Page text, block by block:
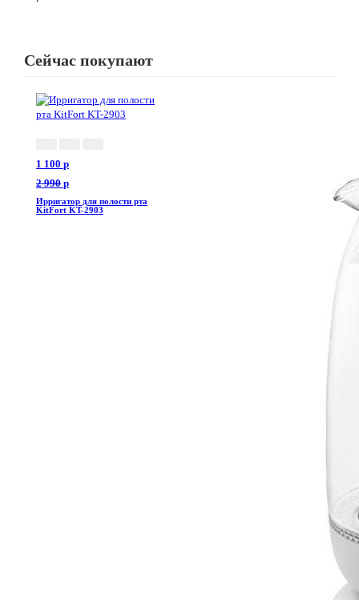
Сейчас покупают
1 100 p
2 990 p
Ирригатор для полости рта
KitFort KT-2903